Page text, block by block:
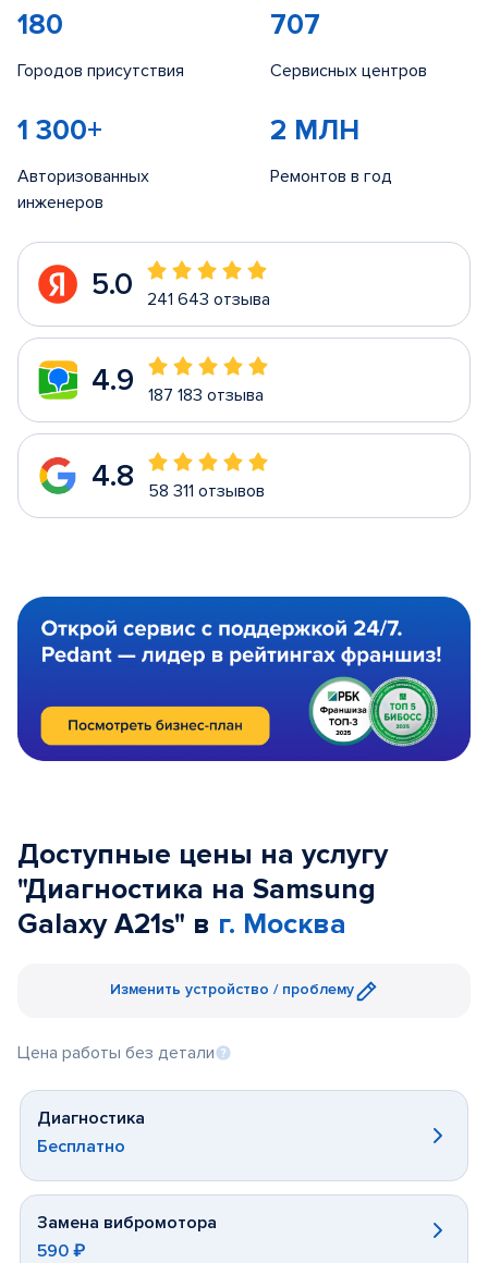
180
Городов присутствия
707
Сервисных центров
1 300+
Авторизованных
инженеров
2 МЛН
Ремонтов в год
5.0 241 643 отзыва
4.9 187 183 отзыва
4.8 58 311 отзывов
Доступные цены на услугу
"Диагностика на Samsung
Galaxy A21s" в г. Москва
Изменить устройство / проблему
Цена работы без детали
Диагностика
Бесплатно
Замена вибромотора
590 ₽